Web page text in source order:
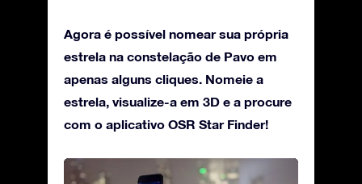
Agora é possível nomear sua própria
estrela na constelação de Pavo em
apenas alguns cliques. Nomeie a
estrela, visualize-a em 3D e a procure
com o aplicativo OSR Star Finder!